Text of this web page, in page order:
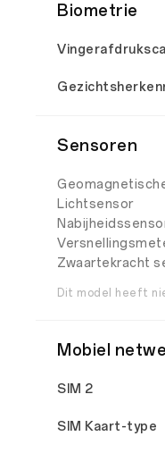
Biometrie
Sensoren
Lichtsensor
Zwaartekracht
Dit model heeft
Mobiel
SIM 2
SIM Kaart-type